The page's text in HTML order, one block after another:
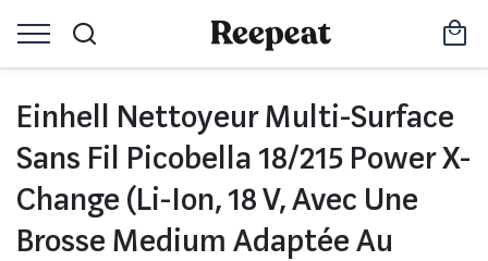
Einhell Nettoyeur Multi-Surface
Sans Fil Picobella 18/215 Power X-
Change (Li-Ion, 18 V, Avec Une
Brosse Medium Adaptée Au